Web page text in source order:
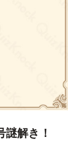
解き！